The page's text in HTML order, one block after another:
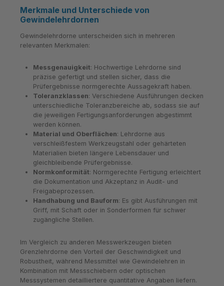
Merkmale und Unterschiede von
Gewindelehrdornen
Gewindelehrdorne unterscheiden sich in mehreren
relevanten Merkmalen:
Messgenauigkeit: Hochwertige Lehrdorne sind
präzise gefertigt und stellen sicher, dass die
Prüfergebnisse normgerechte Aussagekraft haben.
Toleranzklassen: Verschiedene Ausführungen decken
unterschiedliche Toleranzbereiche ab, sodass sie auf
die jeweiligen Fertigungsanforderungen abgestimmt
werden können.
Material und Oberflächen: Lehrdorne aus
verschleißfestem Werkzeugstahl oder gehärteten
Materialien bieten längere Lebensdauer und
gleichbleibende Prüfergebnisse.
Normkonformität: Normgerechte Fertigung erleichtert
die Dokumentation und Akzeptanz in Audit- und
Freigabeprozessen.
Handhabung und Bauform: Es gibt Ausführungen mit
Griff, mit Schaft oder in Sonderformen für schwer
zugängliche Stellen.
Im Vergleich zu anderen Messwerkzeugen bieten
Grenzlehrdorne den Vorteil der Geschwindigkeit und
Robustheit, während Messmittel wie Gewindelehren in
Kombination mit Messschiebern oder optischen
Messsystemen detailliertere quantitative Angaben liefern.